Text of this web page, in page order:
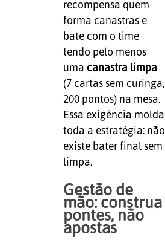
recompensa quem
forma canastras e
bate com o time
tendo pelo menos
uma canastra limpa
(7 cartas sem curinga,
200 pontos) na mesa.
Essa exigência molda
toda a estratégia: não
existe bater final sem
limpa.
Gestão de
mão: construa
pontes, não
apostas